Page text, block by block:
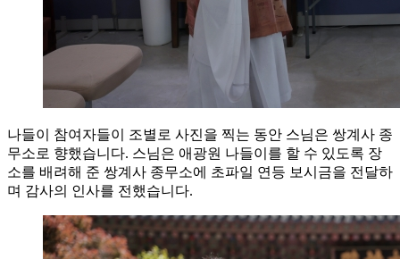
나들이 참여자들이 조별로 사진을 찍는 동안 스님은 쌍계사 종
무소로 향했습니다. 스님은 애광원 나들이를 할 수 있도록 장
소를 배려해 준 쌍계사 종무소에 초파일 연등 보시금을 전달하
며 감사의 인사를 전했습니다.